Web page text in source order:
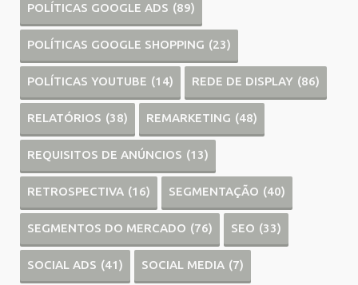
POLÍTICAS GOOGLE ADS (89)
POLÍTICAS GOOGLE SHOPPING (23)
POLÍTICAS YOUTUBE (14) REDE DE DISPLAY (86)
RELATÓRIOS (38) REMARKETING (48)
REQUISITOS DE ANÚNCIOS (13)
RETROSPECTIVA (16) SEGMENTAÇÃO (40)
SEGMENTOS DO MERCADO (76) SEO (33)
SOCIAL ADS (41) SOCIAL MEDIA (7)